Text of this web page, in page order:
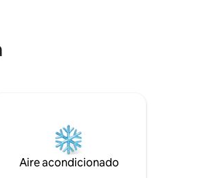
y visualmente
Aire acondicionado